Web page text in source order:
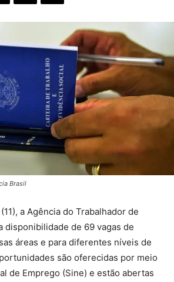
Brasil
a Agência do Trabalhador de
disponibilidade de 69 vagas de
áreas e para diferentes níveis de
são oferecidas por meio
de Emprego (Sine) e estão abertas